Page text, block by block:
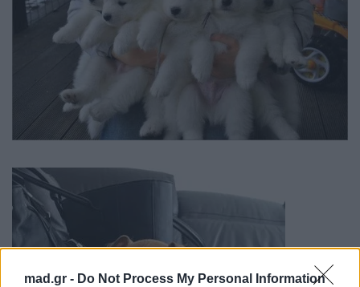
mad.gr - Do Not Process My Personal Information